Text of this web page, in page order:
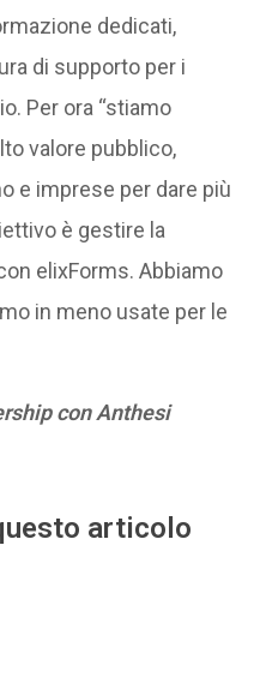
dedicati,
di supporto per i
Per ora “stiamo
valore pubblico,
e imprese per dare più
è gestire la
elixForms. Abbiamo
in meno usate per le
con Anthesi
articolo